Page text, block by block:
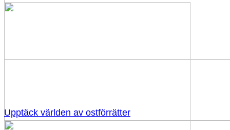
Upptäck världen av ostförrätter